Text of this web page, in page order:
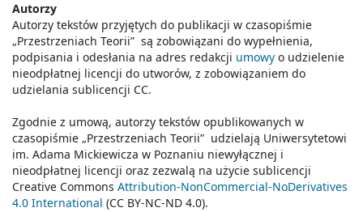
Autorzy
Autorzy tekstów przyjętych do publikacji w czasopiśmie
„Przestrzeniach Teorii” są zobowiązani do wypełnienia,
podpisania i odesłania na adres redakcji umowy o udzielenie
nieodpłatnej licencji do utworów, z zobowiązaniem do
udzielania sublicencji CC.
Zgodnie z umową, autorzy tekstów opublikowanych w
czasopiśmie „Przestrzeniach Teorii” udzielają Uniwersytetowi
im. Adama Mickiewicza w Poznaniu niewyłącznej i
nieodpłatnej licencji oraz zezwalą na użycie sublicencji
Creative Commons Attribution-NonCommercial-NoDerivatives
4.0 International (CC BY-NC-ND 4.0).